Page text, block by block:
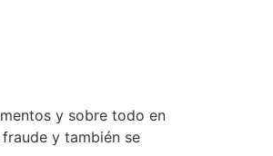
y sobre todo en
y también se